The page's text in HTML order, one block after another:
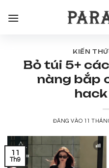
qua
KIẾN
Bỏ túi 5+
nàng bắp
ĐĂNG VÀO 11
11
Th9